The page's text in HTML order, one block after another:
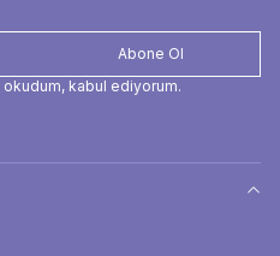
Abone Ol
okudum, kabul ediyorum.